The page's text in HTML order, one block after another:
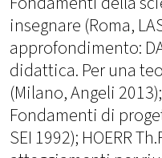
insegnare (Roma,
approfondimento:
didattica. Per una
(Milano, Angeli 2013);
Fondamenti di
SEI 1992); HOERR